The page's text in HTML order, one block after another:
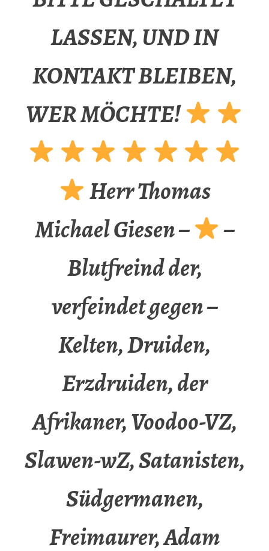
LASSEN, UND IN
KONTAKT BLEIBEN,
WER MÖCHTE!
Herr Thomas
Michael Giesen –
–
Blutfreind der,
verfeindet gegen –
Kelten, Druiden,
Erzdruiden, der
Afrikaner, Voodoo-VZ,
Slawen-wZ, Satanisten,
Südgermanen,
Freimaurer, Adam